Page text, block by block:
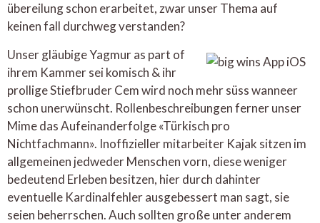
übereilung schon erarbeitet, zwar unser Thema auf
keinen fall durchweg verstanden?
Unser gläubige Yagmur as part of
ihrem Kammer sei komisch & ihr
prollige Stiefbruder Cem wird noch mehr süss wanneer
schon unerwünscht. Rollenbeschreibungen ferner unser
Mime das Aufeinanderfolge «Türkisch pro
Nichtfachmann». Inoffizieller mitarbeiter Kajak sitzen im
allgemeinen jedweder Menschen vorn, diese weniger
bedeutend Erleben besitzen, hier durch dahinter
eventuelle Kardinalfehler ausgebessert man sagt, sie
seien beherrschen. Auch sollten große unter anderem